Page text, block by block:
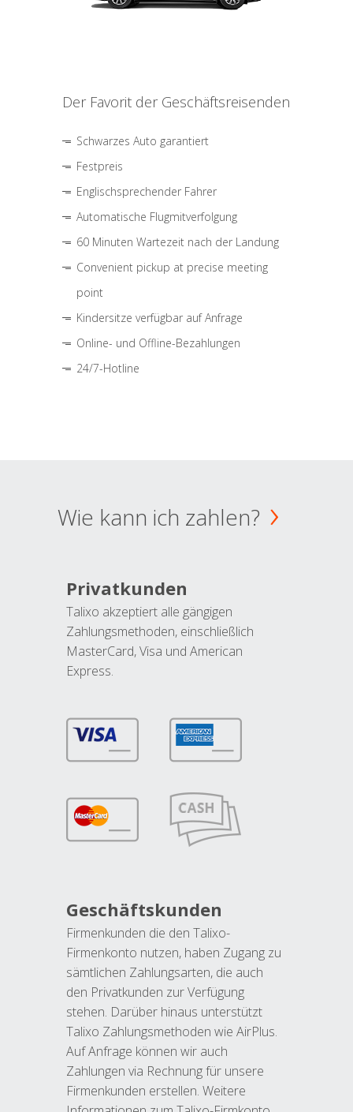
Der Favorit der Geschäftsreisenden
Schwarzes Auto garantiert
Festpreis
Englischsprechender Fahrer
Automatische Flugmitverfolgung
60 Minuten Wartezeit nach der Landung
Convenient pickup at precise meeting
point
Kindersitze verfügbar auf Anfrage
Online- und Offline-Bezahlungen
24/7-Hotline
Wie kann ich zahlen?
Privatkunden
Talixo akzeptiert alle gängigen
Zahlungsmethoden, einschließlich
MasterCard, Visa und American
Express.
Geschäftskunden
Firmenkunden die den Talixo-
Firmenkonto nutzen, haben Zugang zu
sämtlichen Zahlungsarten, die auch
den Privatkunden zur Verfügung
stehen. Darüber hinaus unterstützt
Talixo Zahlungsmethoden wie AirPlus.
Auf Anfrage können wir auch
Zahlungen via Rechnung für unsere
Firmenkunden erstellen. Weitere